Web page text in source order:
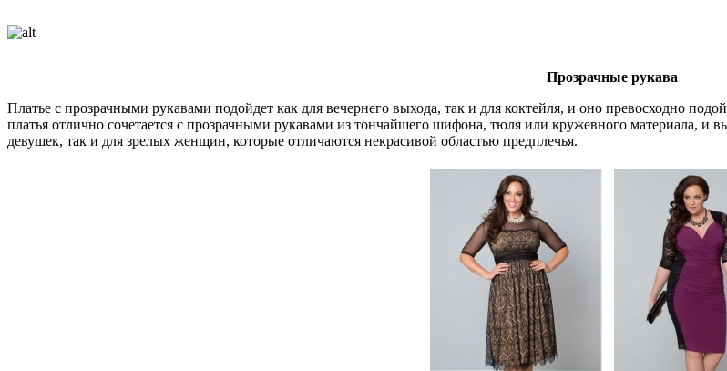
Прозрачные рукава
Платье с прозрачными рукавами подойдет как для вечернего выхода, так и для коктейля, и оно превосходно
платья отлично сочетается с прозрачными рукавами из тончайшего шифона, тюля или кружевного материала,
девушек, так и для зрелых женщин, которые отличаются некрасивой областью предплечья.